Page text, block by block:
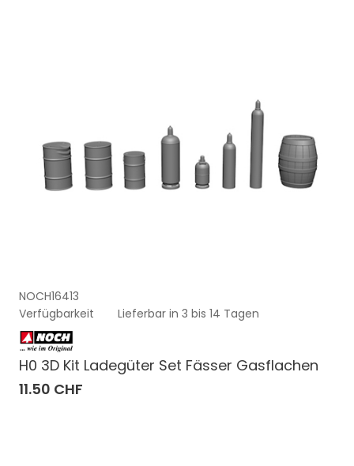
NOCH16413
Verfügbarkeit
Lieferbar in 3 bis 14 Tagen
H0 3D Kit Ladegüter Set Fässer Gasflachen
11.50 CHF